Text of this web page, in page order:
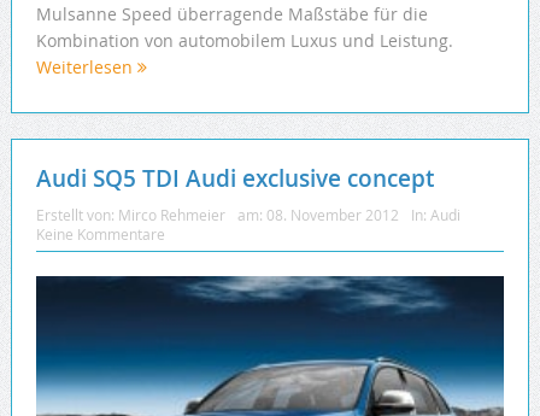
Mulsanne Speed überragende Maßstäbe für die
Kombination von automobilem Luxus und Leistung.
Weiterlesen
Audi SQ5 TDI Audi exclusive concept
Erstellt von: Mirco Rehmeier am: 08. November 2012 In: Audi
Keine Kommentare